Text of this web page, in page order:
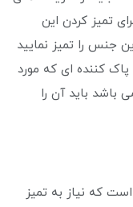
تمیز کردن این
جنس را تمیز نمایید
پاک کننده ای که مورد
باشد باید آن را
که نیاز به تمیز